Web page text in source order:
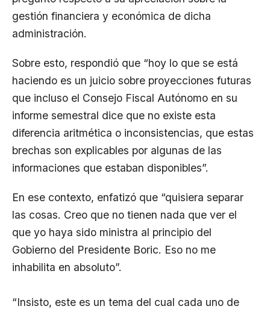
gestión financiera y económica de dicha
administración.
Sobre esto, respondió que “hoy lo que se está
haciendo es un juicio sobre proyecciones futuras
que incluso el Consejo Fiscal Autónomo en su
informe semestral dice que no existe esta
diferencia aritmética o inconsistencias, que estas
brechas son explicables por algunas de las
informaciones que estaban disponibles”.
En ese contexto, enfatizó que “quisiera separar
las cosas. Creo que no tienen nada que ver el
que yo haya sido ministra al principio del
Gobierno del Presidente Boric. Eso no me
inhabilita en absoluto”.
“Insisto, este es un tema del cual cada uno de